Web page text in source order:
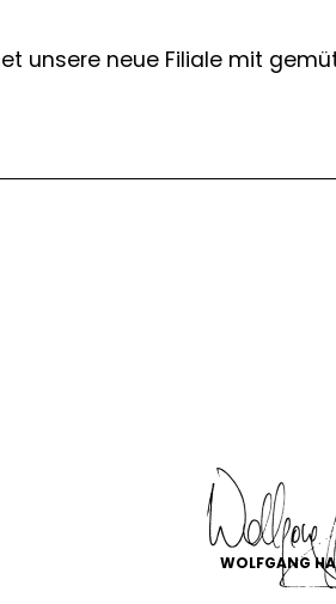
unsere neue Filiale mit
WOLFGANG